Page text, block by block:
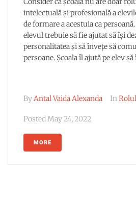
intelectuală și profesională a
de formare a acestuia ca
elevul trebuie să fie ajutat să își
personalitatea și să învețe să
persoane. Școala îl ajută pe elev să
ByAntal Vaida Alexanda In
PostedMay 24, 2022
MORE